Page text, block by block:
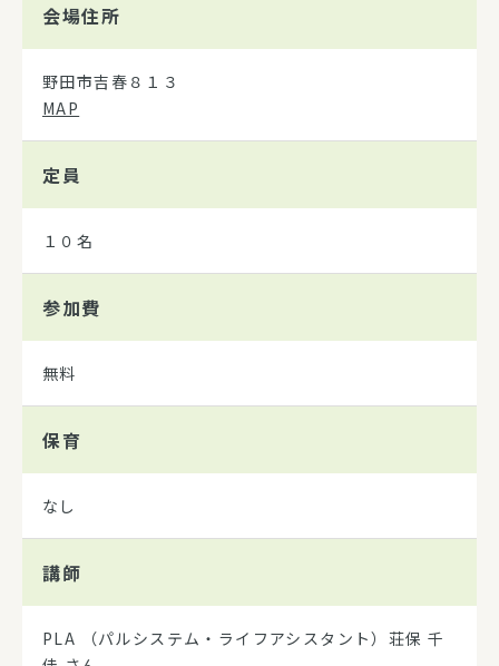
会場住所
野田市吉春８１３
MAP
定員
１０名
参加費
無料
保育
なし
講師
PLA （パルシステム・ライフアシスタント）荘保 千